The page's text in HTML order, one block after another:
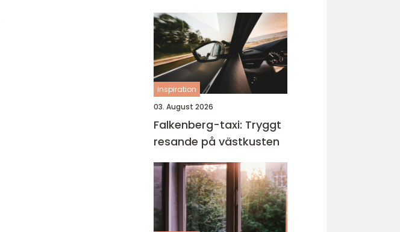
vänder
inspiration
03. August 2026
Falkenberg-taxi: Tryggt
resande på västkusten